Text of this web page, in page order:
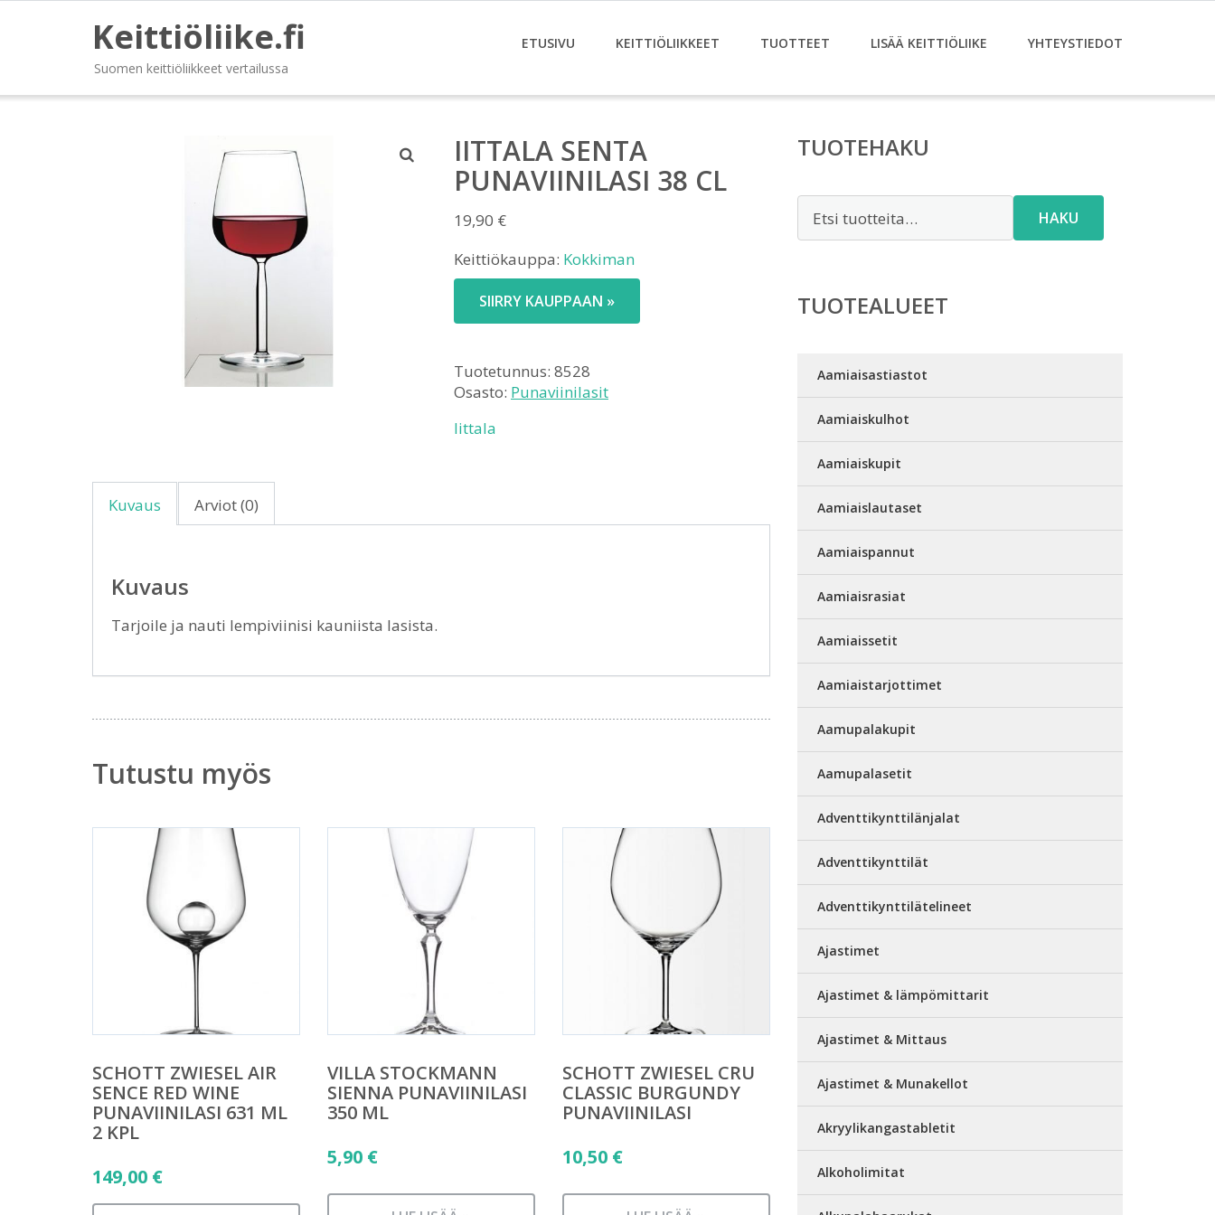
Keittiöliike.fi
Suomen keittiöliikkeet vertailussa
ETUSIVU KEITTIÖLIIKKEET TUOTTEET LISÄÄ KEITTIÖLIIKE YHTEYSTIEDOT
IITTALA SENTA
PUNAVIINILASI 38 CL
19,90 €
Keittiökauppa: Kokkiman
SIIRRY KAUPPAAN »
Tuotetunnus: 8528
Osasto: Punaviinilasit
Iittala
Kuvaus Arviot (0)
Kuvaus
Tarjoile ja nauti lempiviinisi kauniista lasista.
Tutustu myös
SCHOTT ZWIESEL AIR
SENCE RED WINE
PUNAVIINILASI 631 ML
2 KPL
149,00 €
VILLA STOCKMANN
SIENNA PUNAVIINILASI
350 ML
5,90 €
SCHOTT ZWIESEL CRU
CLASSIC BURGUNDY
PUNAVIINILASI
10,50 €
TUOTEHAKU
HAKU
TUOTEALUEET
Aamiaisastiastot
Aamiaiskulhot
Aamiaiskupit
Aamiaislautaset
Aamiaispannut
Aamiaisrasiat
Aamiaissetit
Aamiaistarjottimet
Aamupalakupit
Aamupalasetit
Adventtikynttilänjalat
Adventtikynttilät
Adventtikynttilätelineet
Ajastimet
Ajastimet & lämpömittarit
Ajastimet & Mittaus
Ajastimet & Munakellot
Akryylikangastabletit
Alkoholimitat